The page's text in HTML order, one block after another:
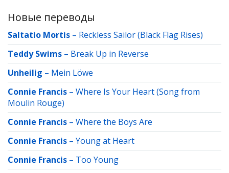
Новые переводы
Saltatio Mortis – Reckless Sailor (Black Flag Rises)
Teddy Swims – Break Up in Reverse
Unheilig – Mein Löwe
Connie Francis – Where Is Your Heart (Song from
Moulin Rouge)
Connie Francis – Where the Boys Are
Connie Francis – Young at Heart
Connie Francis – Too Young